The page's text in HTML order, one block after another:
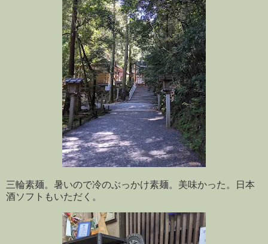
三輪素麺。暑いので冷のぶっかけ素麺。美味かった。日本
酒ソフトもいただく。